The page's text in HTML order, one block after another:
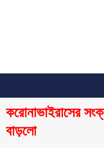
করোনাভাইরাসের
বাড়লো